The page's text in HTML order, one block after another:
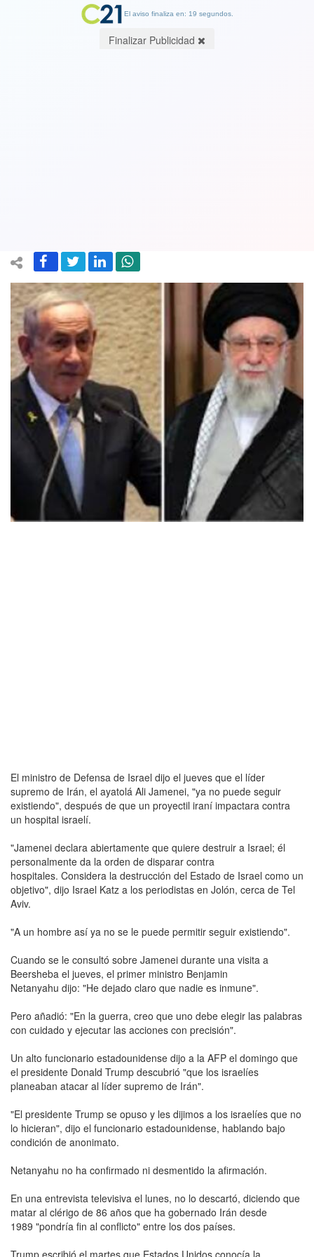
El ministro de Defensa de Israel dijo el jueves que el líder
supremo de Irán, el ayatolá Ali Jamenei, "ya no puede seguir
existiendo", después de que un proyectil iraní impactara contra
un hospital israelí.
"Jamenei declara abiertamente que quiere destruir a Israel; él
personalmente da la orden de disparar contra
hospitales. Considera la destrucción del Estado de Israel como un
objetivo", dijo Israel Katz a los periodistas en Jolón, cerca de Tel
Aviv.
"A un hombre así ya no se le puede permitir seguir existiendo".
Cuando se le consultó sobre Jamenei durante una visita a
Beersheba el jueves, el primer ministro Benjamin
Netanyahu dijo: "He dejado claro que nadie es inmune".
Pero añadió: "En la guerra, creo que uno debe elegir las palabras
con cuidado y ejecutar las acciones con precisión".
Un alto funcionario estadounidense dijo a la AFP el domingo que
el presidente Donald Trump descubrió "que los israelíes
planeaban atacar al líder supremo de Irán".
"El presidente Trump se opuso y les dijimos a los israelíes que no
lo hicieran", dijo el funcionario estadounidense, hablando bajo
condición de anonimato.
Netanyahu no ha confirmado ni desmentido la afirmación.
En una entrevista televisiva el lunes, no lo descartó, diciendo que
matar al clérigo de 86 años que ha gobernado Irán desde
1989 "pondría fin al conflicto" entre los dos países.
Trump escribió el martes que Estados Unidos conocía la
El aviso finaliza en: 19 segundos.
Finalizar Publicidad